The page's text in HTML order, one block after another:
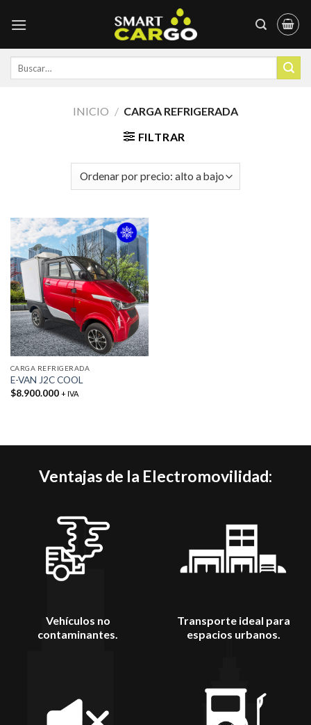
INICIO / CARGA REFRIGERADA
FILTRAR
CARGA REFRIGERADA
E-VAN J2C COOL
$8.900.000 + IVA
Ventajas de la Electromovilidad:
Vehículos no
contaminantes.
Transporte ideal para
espacios urbanos.